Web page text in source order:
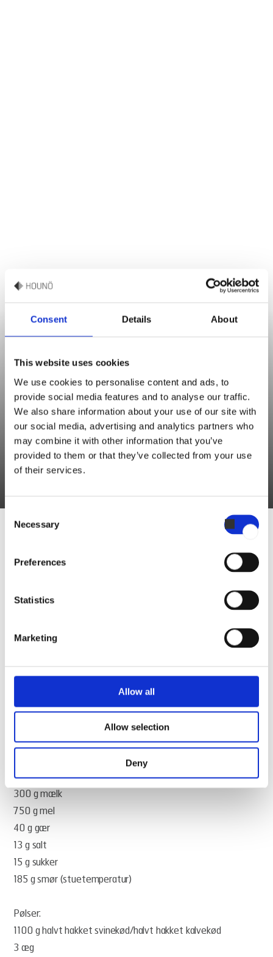
Consent Details About
This website uses cookies
We use cookies to personalise content and ads, to
provide social media features and to analyse our traffic.
We also share information about your use of our site with
our social media, advertising and analytics partners who
may combine it with other information that you’ve
provided to them or that they’ve collected from your use
of their services.
Consent
Selection
Necessary
Preferences
Statistics
Marketing
Allow all
Allow selection
Deny
Dion van Gorp
Guest Chef
“Afslut pølsehornene med et let drys sesamfrø på toppen
inden bagning for ekstra smag og en flot præsentation."
Worstebroodje”.
Denne opskrift er til 24 stk.
Dej:
300 g mælk
750 g mel
40 g gær
13 g salt
15 g sukker
185 g smør (stuetemperatur)
Pølser:
1100 g halvt hakket svinekød/halvt hakket kalvekød
3 æg